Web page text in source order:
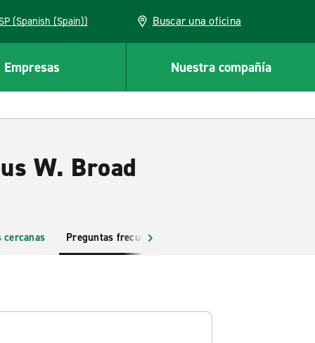
ESP (Spanish (Spain)) Buscar una oficina
Empresas Nuestra compañía
W. Broad
cercanas Preguntas frecuentes